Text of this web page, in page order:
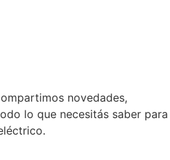
novedades,
lo que necesitás saber para